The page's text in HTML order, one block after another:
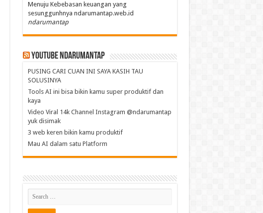
Menuju Kebebasan keuangan yang
sesunggunhnya ndarumantap.web.id
ndarumantap
Youtube NdaruMantap
PUSING CARI CUAN INI SAYA KASIH TAU
SOLUSINYA
Tools AI ini bisa bikin kamu super produktif dan
kaya
Video Viral 14k Channel Instagram @ndarumantap
yuk disimak
3 web keren bikin kamu produktif
Mau AI dalam satu Platform